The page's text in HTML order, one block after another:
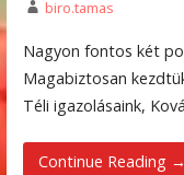
biro.tamas
Nagyon fontos két
Magabiztosan
Téli igazolásaink,
Continue Reading →